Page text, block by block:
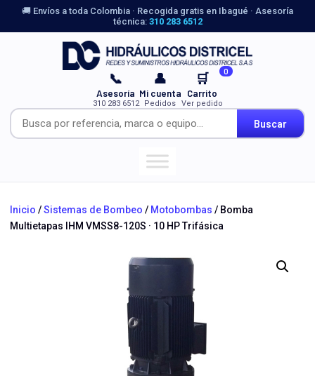
🚚 Envíos a toda Colombia · Recogida gratis en Ibagué · Asesoría
técnica: 310 283 6512
Buscar
📞
Asesoría
310 283 6512
👤
Mi cuenta
Pedidos
🛒 0
Carrito
Ver pedido
Inicio /Sistemas de Bombeo / Motobombas / Bomba
Multietapas IHM VMSS8-120S · 10 HP Trifásica